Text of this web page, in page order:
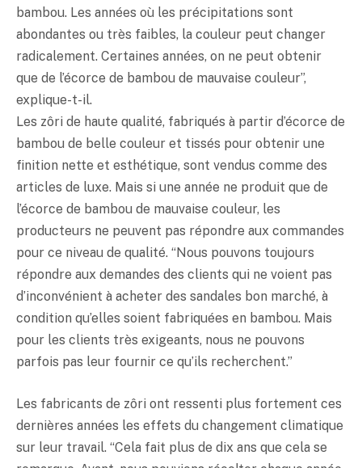
bambou. Les années où les précipitations sont
abondantes ou très faibles, la couleur peut changer
radicalement. Certaines années, on ne peut obtenir
que de l’écorce de bambou de mauvaise couleur”,
explique-t-il.
Les zôri de haute qualité, fabriqués à partir d’écorce de
bambou de belle couleur et tissés pour obtenir une
finition nette et esthétique, sont vendus comme des
articles de luxe. Mais si une année ne produit que de
l’écorce de bambou de mauvaise couleur, les
producteurs ne peuvent pas répondre aux commandes
pour ce niveau de qualité. “Nous pouvons toujours
répondre aux demandes des clients qui ne voient pas
d’inconvénient à acheter des sandales bon marché, à
condition qu’elles soient fabriquées en bambou. Mais
pour les clients très exigeants, nous ne pouvons
parfois pas leur fournir ce qu’ils recherchent.”
Les fabricants de zôri ont ressenti plus fortement ces
dernières années les effets du changement climatique
sur leur travail. “Cela fait plus de dix ans que cela se